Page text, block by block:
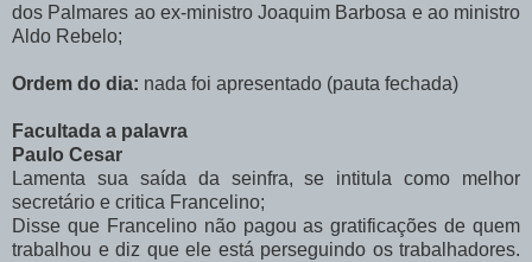
dos Palmares ao ex-ministro Joaquim Barbosa e ao ministro
Aldo Rebelo;
Ordem do dia: nada foi apresentado (pauta fechada)
Facultada a palavra
Paulo Cesar
Lamenta sua saída da seinfra, se intitula como melhor
secretário e critica Francelino;
Disse que Francelino não pagou as gratificações de quem
trabalhou e diz que ele está perseguindo os trabalhadores.